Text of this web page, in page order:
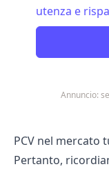
utenza e
Annuncio:
PCV nel mercato
Pertanto,